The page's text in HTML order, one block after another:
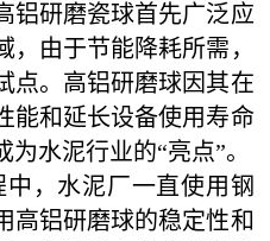
铝研磨瓷球首先广泛应
由于节能降耗所需，
点。高铝研磨球因其在
能和延长设备使用寿命
水泥行业的“亮点”。
，水泥厂一直使用钢
高铝研磨球的稳定性和